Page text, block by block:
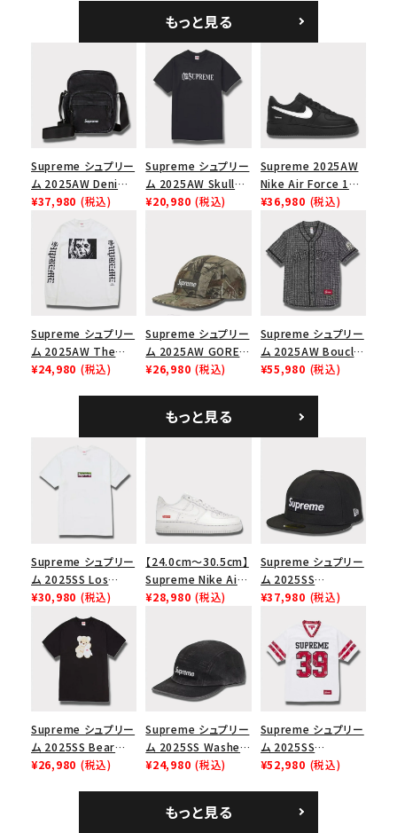
ャップ ナチュラル
ゴ 6パネル ネイビー
もっと見る
Supreme シュプリー
ム 2025AW Denim
Shoulder Bag デニ
ブラック
¥37,980 (税込)
Supreme シュプリー
ム 2025AW Skull
Tee スカル Tシャツ
¥20,980 (税込)
Supreme 2025AW
Nike Air Force 1
Low シュプリーム ナ
イキエアフォース１ス
ニーカー シューズ ブ
ラック
¥36,980 (税込)
Supreme シュプリー
ム 2025AW The
Exorcist Mother
¥24,980 (税込)
Supreme シュプリー
ム 2025AW GORE-
TEX Zip Pocket
キャンプ キャップ リ
アルツリーAPカモ
¥26,980 (税込)
Supreme シュプリー
ム 2025AW Boucle
Baseball Jersey ブ
¥55,980 (税込)
もっと見る
Supreme シュプリー
ム 2025SS Los
Angeles Fire Relief
Box Logo Tee ファ
イヤーリリーフボック
スロゴTシャツ ホワ
イト 白
¥30,980 (税込)
【24.0cm～30.5cm】
Supreme Nike Air
Force 1 Low シュプ
ューズ ホワイト
¥28,980 (税込)
Supreme シュプリー
ム 2025SS
Championship Box
チャンピオンシップボ
ックスロゴニューエラ
キャップ ブラック 黒
¥37,980 (税込)
Supreme シュプリー
ム 2025SS Bear
Tee ベア Tシャツ ブ
¥26,980 (税込)
Supreme シュプリー
ム 2025SS Washed
Chino Twill Camp
ブラック 黒
¥24,980 (税込)
Supreme シュプリー
ム 2025SS
Bandana Football
¥52,980 (税込)
もっと見る